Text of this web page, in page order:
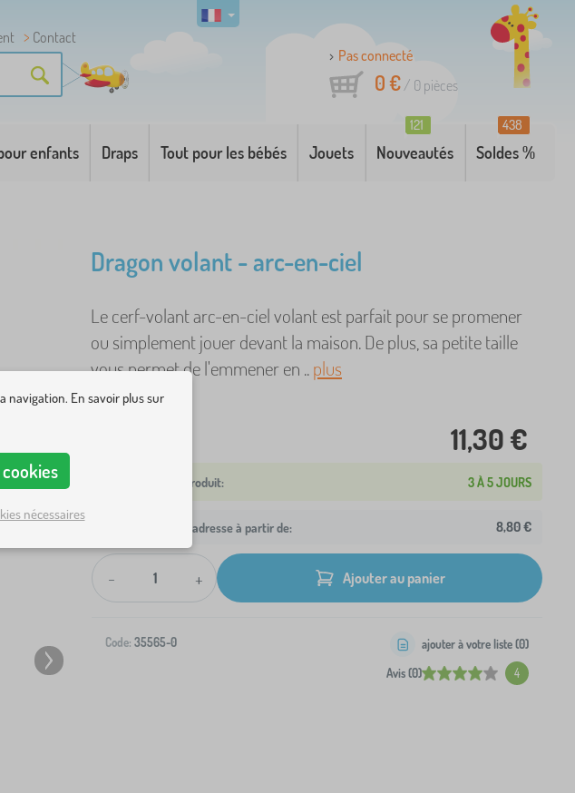
Contact
Pas connecté
0 €/ 0 pièces
enfants Draps Tout pour les bébés Jouets Nouveautés
121
Soldes %
438
Dragon volant - arc-en-ciel
Le cerf-volant arc-en-ciel volant est parfait pour se promener
ou simplement jouer devant la maison. De plus, sa petite taille
vous permet de l'emmener en ..plus
11,30 €
3 À 5 JOURS
Livraison à votre adresse à partir de: 8,80 €
- + Ajouter au panier
Code: 35565-0
Avis (0) 4
ajouter à votre liste (0)
navigation. En savoir plus sur
nécessaires